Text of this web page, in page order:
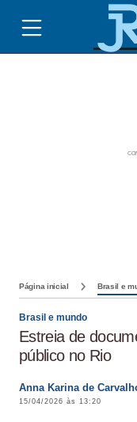
Página inicial Brasil e
Brasil e mundo
Estreia de
público no Rio
Anna Karina de
15/04/2026 às 13:20